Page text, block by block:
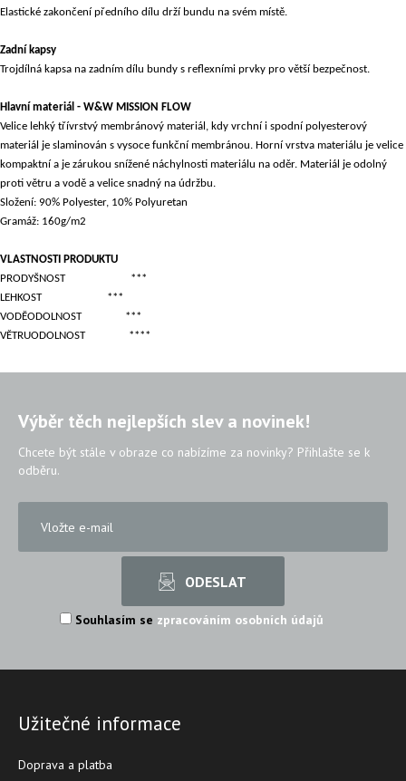
Elastické zakončení předního dílu drží bundu na svém místě.
Zadní kapsy
Trojdílná kapsa na zadním dílu bundy s reflexními prvky pro větší bezpečnost.
Hlavní materiál - W&W MISSION FLOW
Velice lehký třívrstvý membránový materiál, kdy vrchní i spodní polyesterový
materiál je slaminován s vysoce funkční membránou. Horní vrstva materiálu je velice
kompaktní a je zárukou snížené náchylnosti materiálu na oděr. Materiál je odolný
proti větru a vodě a velice snadný na údržbu.
Složení: 90% Polyester, 10% Polyuretan
Gramáž: 160g/m2
VLASTNOSTI PRODUKTU
PRODYŠNOST
***
LEHKOST
***
VODĚODOLNOST
***
VĚTRUODOLNOST
****
Výběr těch nejlepších slev a novinek!
Chcete být stále v obraze co nabízíme za novinky? Přihlašte se k
odběru.
Souhlasím se zpracováním osobních údajů
Užitečné informace
Doprava a platba